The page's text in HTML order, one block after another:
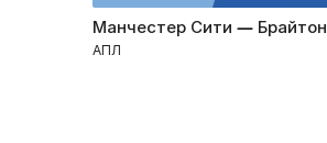
Манчестер Сити — Брайтон
АПЛ